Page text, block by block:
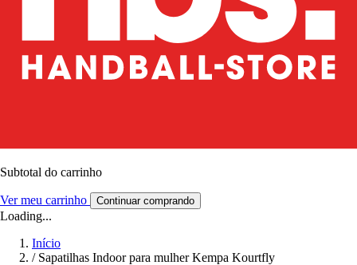
Subtotal do carrinho
Ver meu carrinho Continuar comprando
Loading...
Início
/ Sapatilhas Indoor para mulher Kempa Kourtfly